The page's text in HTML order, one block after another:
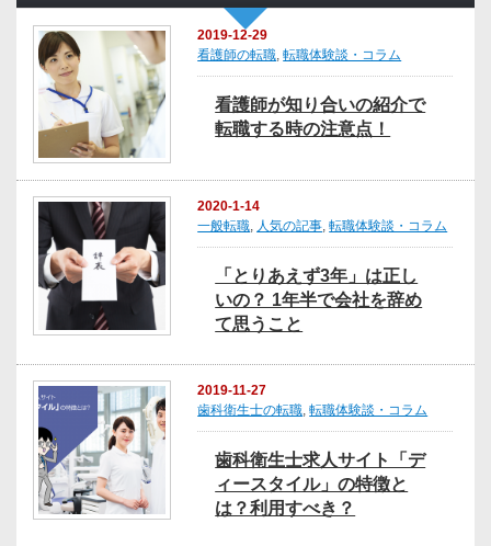
2019-12-29
看護師の転職,転職体験談・コラム
看護師が知り合いの紹介で
転職する時の注意点！
2020-1-14
一般転職, 人気の記事,転職体験談・コラム
「とりあえず3年」は正し
いの？ 1年半で会社を辞め
て思うこと
2019-11-27
歯科衛生士の転職,転職体験談・コラム
歯科衛生士求人サイト「デ
ィースタイル」の特徴と
は？利用すべき？